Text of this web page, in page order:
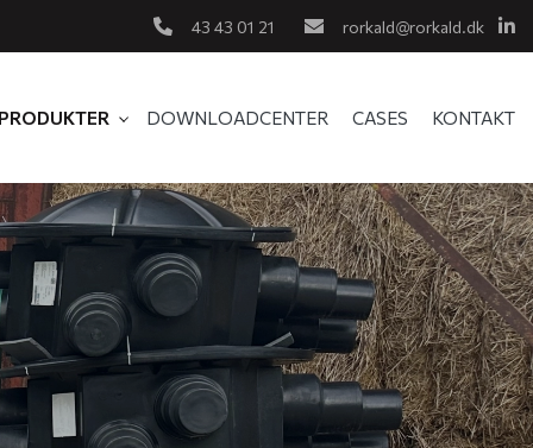
43 43 01 21 rorkald@rorkald.dk
PRODUKTER DOWNLOADCENTER​ CASES KONTAKT